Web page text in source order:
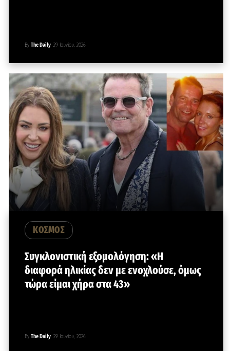
By The Daily 29 Ιουνίου, 2026
ΚΟΣΜΟΣ
Συγκλονιστική εξομολόγηση: «Η
διαφορά ηλικίας δεν με ενοχλούσε, όμως
τώρα είμαι χήρα στα 43»
By The Daily 29 Ιουνίου, 2026